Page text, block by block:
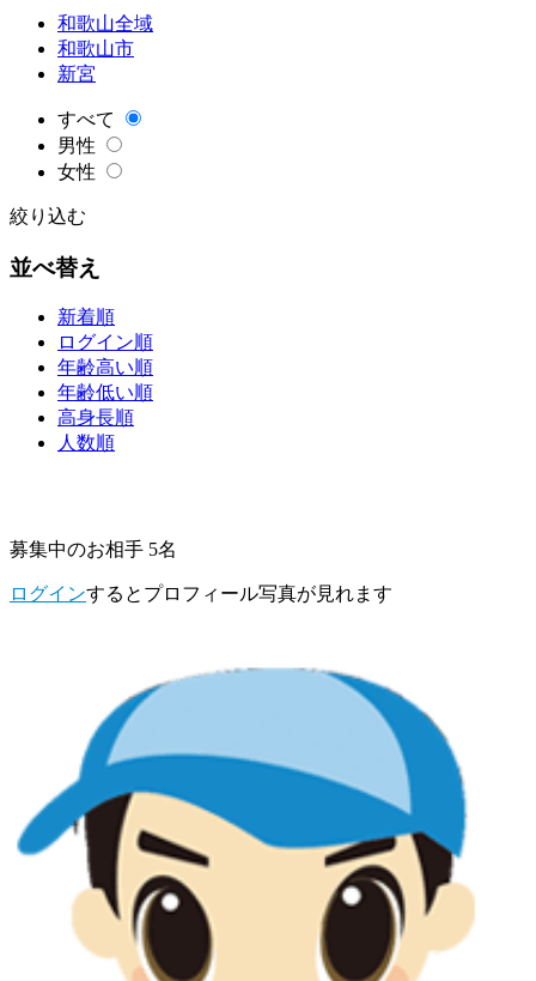
和歌山全域
和歌山市
新宮
すべて
男性
女性
絞り込む
並べ替え
新着順
ログイン順
年齢高い順
年齢低い順
高身長順
人数順
募集中のお相手 5名
ログインするとプロフィール写真が見れます